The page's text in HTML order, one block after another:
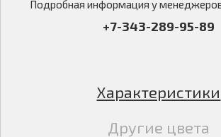
Подробная информация у
+7-343-289-95-89
Характеристики
Другие цвета